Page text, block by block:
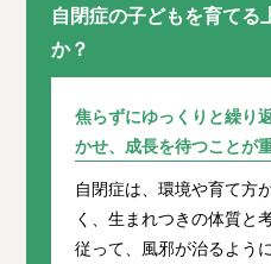
自閉症の子どもを育てる
か？
焦らずにゆっくりと繰り
かせ、成長を待つことが
自閉症は、環境や育て方
く、生まれつきの体質と
従って、風邪が治るよう